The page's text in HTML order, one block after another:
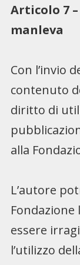
Articolo 7
manleva
Con l’invio
contenuto
diritto di
alla
L’autore
Fondazione
essere
l’utilizzo